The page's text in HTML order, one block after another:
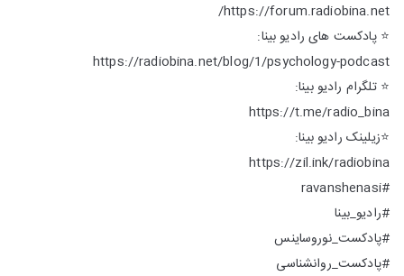
https://forum.radiobina.net/
⭐️ پادکست های رادیو بینا:
https://radiobina.net/blog/1/psychology-podcast
⭐️ تلگرام رادیو بینا:
https://t.me/radio_bina
⭐️زیلینک رادیو بینا:
https://zil.ink/radiobina
#ravanshenasi
#رادیو_بینا
#پادکست_نوروساینس
#پادکست_روانشناسی